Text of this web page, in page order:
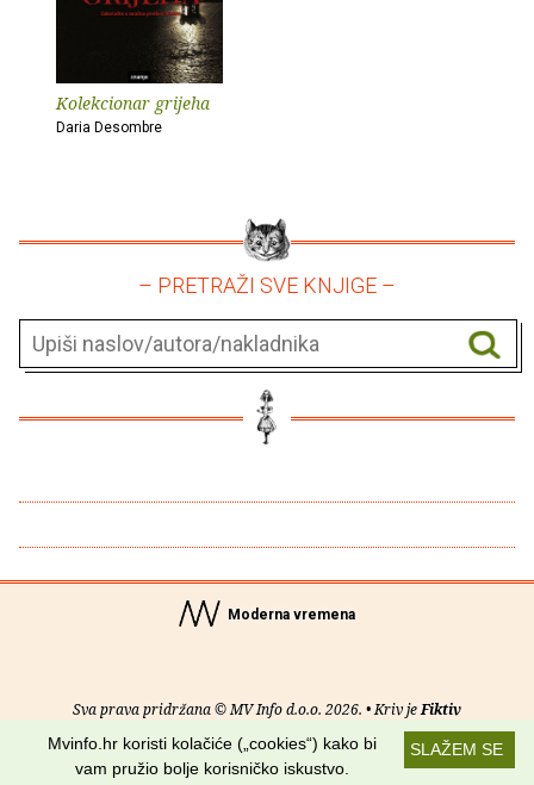
Kolekcionar grijeha
Daria Desombre
– PRETRAŽI SVE KNJIGE –
Moderna vremena
Sva prava pridržana © MV Info d.o.o. 2026. • Kriv jeFiktiv
Uvjeti korištenja RSS kanaliSLAŽEM SE
Mvinfo.hr koristi kolačiće („cookies“) kako bi
vam pružio bolje korisničko iskustvo.